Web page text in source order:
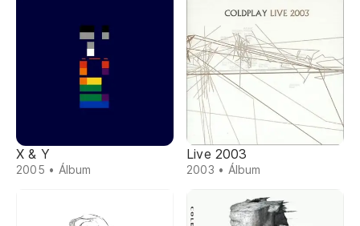
X & Y
2005 • Álbum
Live 2003
2003 • Álbum